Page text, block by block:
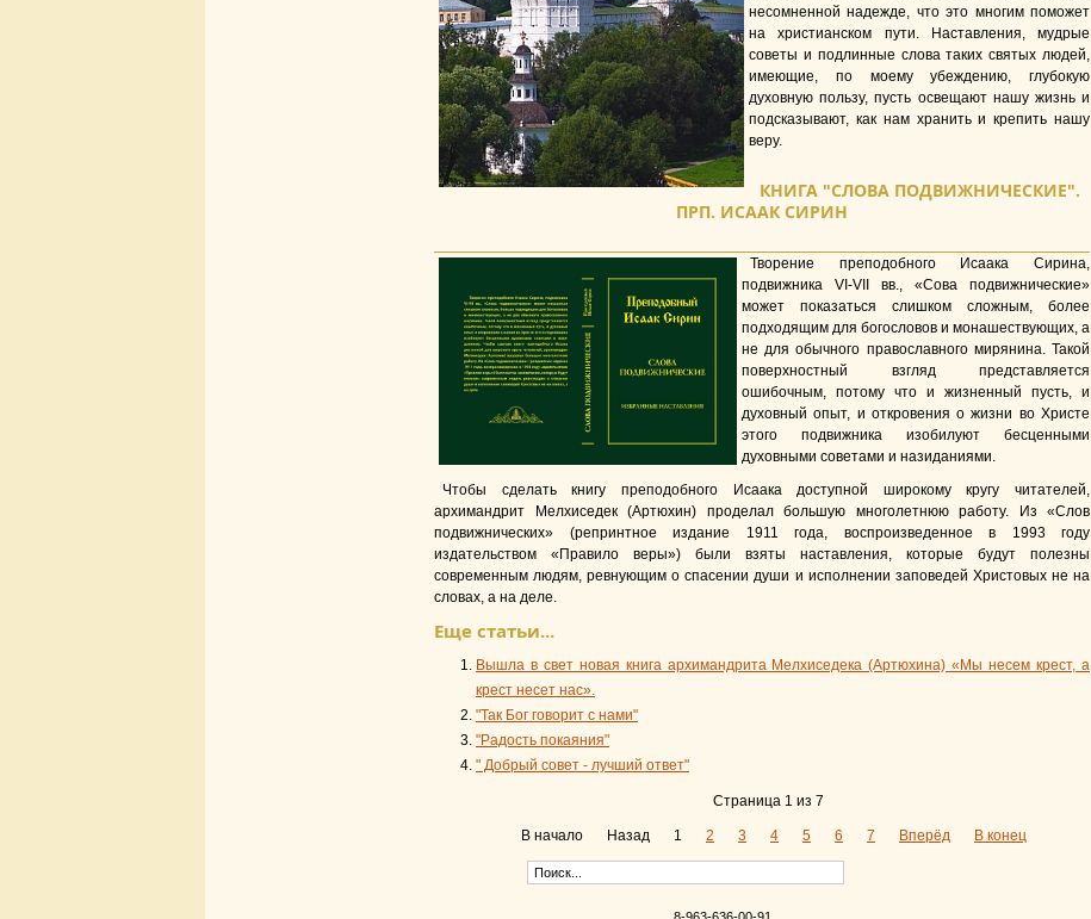
несомненной надежде, что это многим поможет
на христианском пути. Наставления, мудрые
советы и подлинные слова таких святых людей,
имеющие, по моему убеждению, глубокую
духовную пользу, пусть освещают нашу жизнь и
подсказывают, как нам хранить и крепить нашу
веру.
КНИГА "СЛОВА ПОДВИЖНИЧЕСКИЕ".
ПРП. ИСААК СИРИН
Творение преподобного Исаака Сирина,
подвижника VI-VII вв., «Сова подвижнические»
может показаться слишком сложным, более
подходящим для богословов и монашествующих, а
не для обычного православного мирянина. Такой
поверхностный взгляд представляется
ошибочным, потому что и жизненный пусть, и
духовный опыт, и откровения о жизни во Христе
этого подвижника изобилуют бесценными
духовными советами и назиданиями.
Чтобы сделать книгу преподобного Исаака доступной широкому кругу читателей,
архимандрит Мелхиседек (Артюхин) проделал большую многолетнюю работу. Из «Слов
подвижнических» (репринтное издание 1911 года, воспроизведенное в 1993 году
издательством «Правило веры») были взяты наставления, которые будут полезны
современным людям, ревнующим о спасении души и исполнении заповедей Христовых не на
словах, а на деле.
Еще статьи...
Вышла в свет новая книга архимандрита Мелхиседека (Артюхина) «Мы несем крест, а
крест несет нас».
"Так Бог говорит с нами"
"Радость покаяния"
" Добрый совет - лучший ответ"
Страница 1 из 7
В начало Назад 1 2 3 4 5 6 7 Вперёд В конец